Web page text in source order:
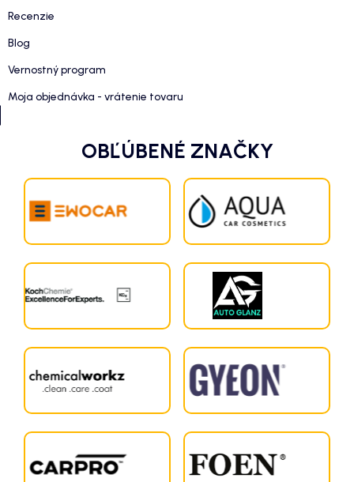
Recenzie
Blog
Vernostný program
Moja objednávka - vrátenie tovaru
OBĽÚBENÉ ZNAČKY